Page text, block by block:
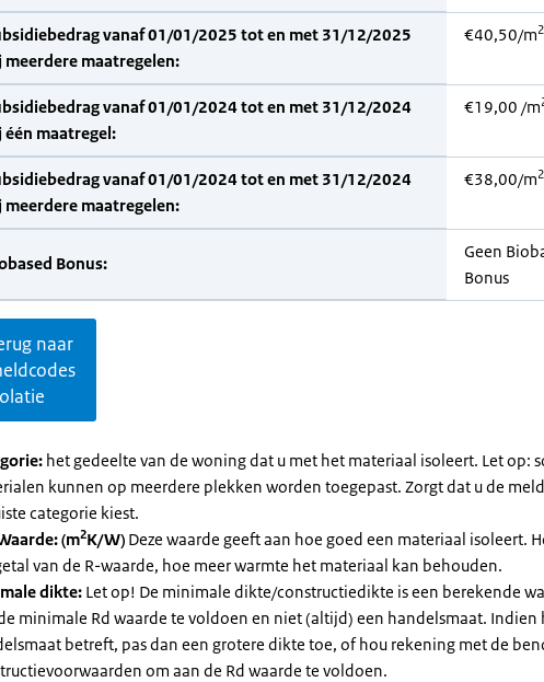
vanaf 01/01/2025 tot en met 31/12/2025
meerdere maatregelen:
€40,50/m2
vanaf 01/01/2024 tot en met 31/12/2024
één maatregel:
€19,00 /m
vanaf 01/01/2024 tot en met 31/12/2024
meerdere maatregelen:
€38,00/m2
Bonus:
Geen
Bonus
naar
het gedeelte van de woning dat u met het materiaal isoleert. Let op:
kunnen op meerdere plekken worden toegepast. Zorgt dat u de
categorie kiest.
(m2K/W) Deze waarde geeft aan hoe goed een materiaal isoleert.
van de R-waarde, hoe meer warmte het materiaal kan behouden.
dikte: Let op! De minimale dikte/constructiedikte is een berekende
minimale Rd waarde te voldoen en niet (altijd) een handelsmaat. Indien
betreft, pas dan een grotere dikte toe, of hou rekening met de
om aan de Rd waarde te voldoen.